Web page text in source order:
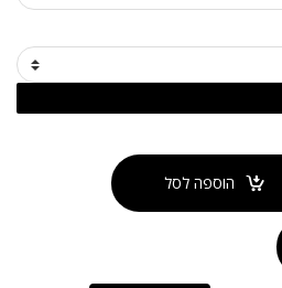
הוספה לסל